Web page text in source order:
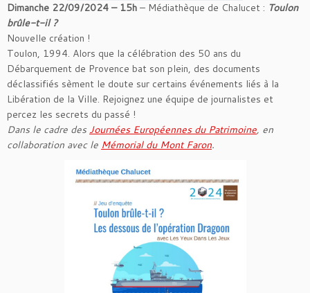
Dimanche 22/09/2024 – 15h – Médiathèque de Chalucet : Toulon
brûle-t-il ?
Nouvelle création !
Toulon, 1994. Alors que la célébration des 50 ans du
Débarquement de Provence bat son plein, des documents
déclassifiés sèment le doute sur certains événements liés à la
Libération de la Ville. Rejoignez une équipe de journalistes et
percez les secrets du passé !
Dans le cadre des Journées Européennes du Patrimoine, en
collaboration avec le Mémorial du Mont Faron.